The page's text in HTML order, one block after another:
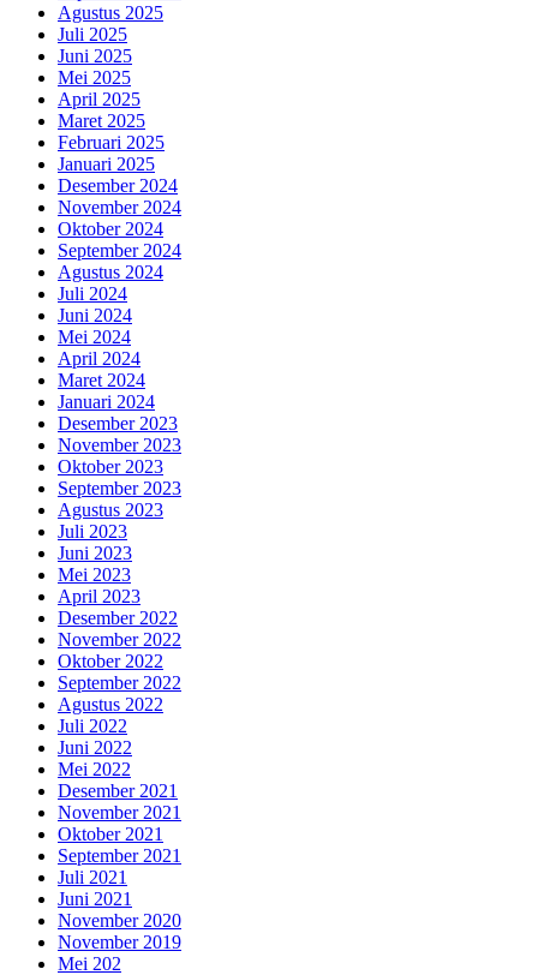
Agustus 2025
Juli 2025
Juni 2025
Mei 2025
April 2025
Maret 2025
Februari 2025
Januari 2025
Desember 2024
November 2024
Oktober 2024
September 2024
Agustus 2024
Juli 2024
Juni 2024
Mei 2024
April 2024
Maret 2024
Januari 2024
Desember 2023
November 2023
Oktober 2023
September 2023
Agustus 2023
Juli 2023
Juni 2023
Mei 2023
April 2023
Desember 2022
November 2022
Oktober 2022
September 2022
Agustus 2022
Juli 2022
Juni 2022
Mei 2022
Desember 2021
November 2021
Oktober 2021
September 2021
Juli 2021
Juni 2021
November 2020
November 2019
Mei 202